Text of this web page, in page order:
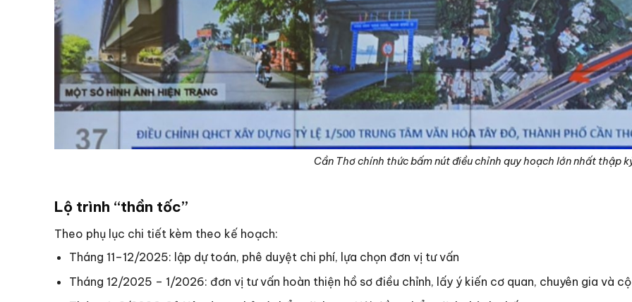
Cần Thơ chính thức bấm nút điều chỉnh quy hoạch lớn nhất thập
Lộ trình “thần tốc”
Theo phụ lục chi tiết kèm theo kế hoạch:
Tháng 11–12/2025: lập dự toán, phê duyệt chi phí, lựa chọn đơn vị tư vấn
Tháng 12/2025 – 1/2026: đơn vị tư vấn hoàn thiện hồ sơ điều chỉnh, lấy ý kiến cơ quan, chuyên gia và